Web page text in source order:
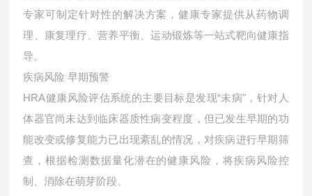
专家可制定针对性的解决方案，健康专家提供从药物调
理、康复理疗、营养平衡、运动锻炼等一站式靶向健康指
导。
疾病风险 早期预警
HRA健康风险评估系统的主要目标是发现“未病"，针对人
体器官尚未达到临床器质性病变程度，但已发生早期的功
能改变或修复能力已出现紊乱的情况，对疾病进行早期筛
查，根据检测数据量化潜在的健康风险，将疾病风险控
制、消除在萌芽阶段。